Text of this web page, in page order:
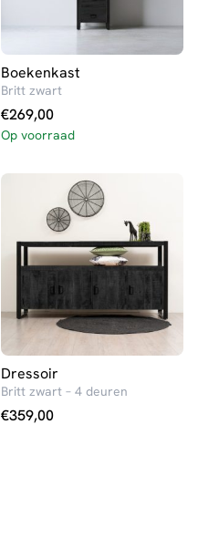
Boekenkast
Britt zwart
€269,00
Op voorraad
Dressoir
Britt zwart – 4 deuren
€359,00